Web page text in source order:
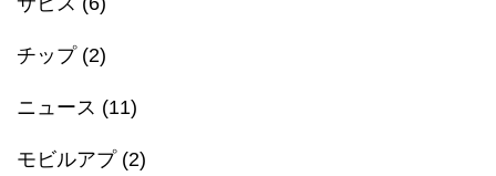
チップ(2)
ニュース (11)
モビルアプ(2)